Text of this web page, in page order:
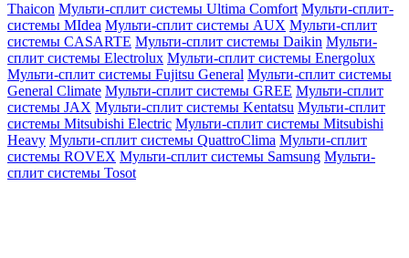
Thaicon Мульти-сплит системы Ultima Comfort Мульти-сплит-
системы MIdea Мульти-сплит системы AUX Мульти-сплит
системы CASARTE Мульти-сплит системы Daikin Мульти-
сплит системы Electrolux Мульти-сплит системы Energolux
Мульти-сплит системы Fujitsu General Мульти-сплит системы
General Climate Мульти-сплит системы GREE Мульти-сплит
системы JAX Мульти-сплит системы Kentatsu Мульти-сплит
системы Mitsubishi Electric Мульти-сплит системы Mitsubishi
Heavy Мульти-сплит системы QuattroClima Мульти-сплит
системы ROVEX Мульти-сплит системы Samsung Мульти-
сплит системы Tosot